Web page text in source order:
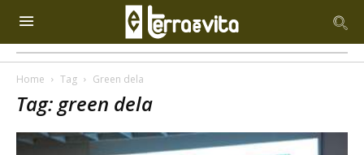
Home Tag Green dela
Tag: green dela